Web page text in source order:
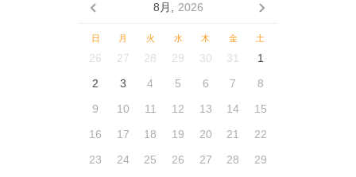
8月, 2026
日 月 火 水 木 金 土
26 27 28 29 30 31
1
2
3 4 5 6 7
8
9
10 11 12 13 14
15
16
17 18 19 20 21
22
23
24 25 26 27 28 29